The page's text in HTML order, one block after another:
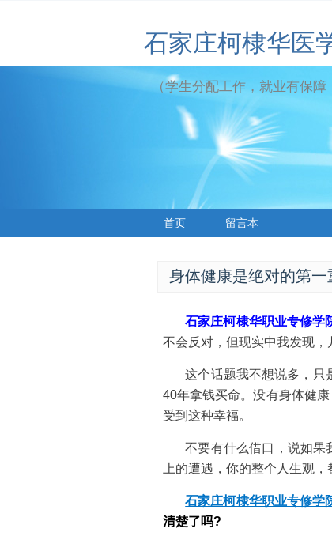
石家庄柯棣华医
（学生分配工作，就业有保障
首页 留言本
身体健康是绝对的第
石家庄柯棣华职业专修学
不会反对，但现实中我发现，
这个话题我不想说多，只
40年拿钱买命。没有身体健
受到这种幸福。
不要有什么借口，说如果
上的遭遇，你的整个人生观，
石家庄柯棣华职业专修学
清楚了吗?